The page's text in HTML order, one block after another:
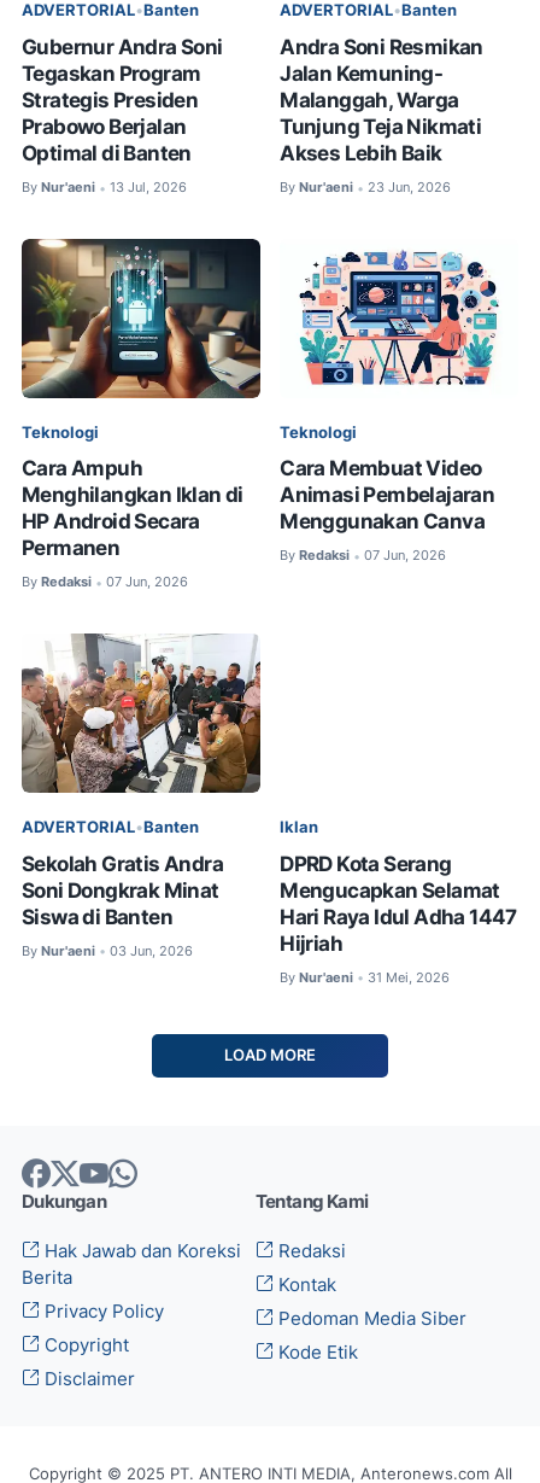
ADVERTORIAL•Banten
Gubernur Andra Soni
Tegaskan Program
Strategis Presiden
Prabowo Berjalan
Optimal di Banten
By Nur'aeni • 13 Jul, 2026
ADVERTORIAL•Banten
Andra Soni Resmikan
Jalan Kemuning-
Malanggah, Warga
Tunjung Teja Nikmati
Akses Lebih Baik
By Nur'aeni • 23 Jun, 2026
Teknologi
Cara Ampuh
Menghilangkan Iklan di
HP Android Secara
Permanen
By Redaksi • 07 Jun, 2026
Teknologi
Cara Membuat Video
Animasi Pembelajaran
Menggunakan Canva
By Redaksi • 07 Jun, 2026
ADVERTORIAL•Banten
Sekolah Gratis Andra
Soni Dongkrak Minat
Siswa di Banten
By Nur'aeni • 03 Jun, 2026
Iklan
DPRD Kota Serang
Mengucapkan Selamat
Hari Raya Idul Adha 1447
Hijriah
By Nur'aeni • 31 Mei, 2026
LOAD MORE
Dukungan
Hak Jawab dan Koreksi
Berita
Privacy Policy
Copyright
Disclaimer
Tentang Kami
Redaksi
Kontak
Pedoman Media Siber
Kode Etik
Copyright © 2025 PT. ANTERO INTI MEDIA, Anteronews.com All